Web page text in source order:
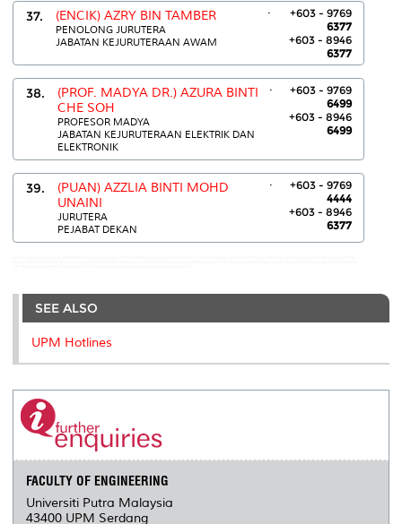
37. (ENCIK) AZRY BIN TAMBER
PENOLONG JURUTERA
JABATAN KEJURUTERAAN AWAM
.
+603 - 9769
6377
+603 - 8946
6377
38.
(PROF. MADYA DR.) AZURA BINTI
CHE SOH
PROFESOR MADYA
JABATAN KEJURUTERAAN ELEKTRIK DAN
ELEKTRONIK
.
+603 - 9769
6499
+603 - 8946
6499
39.
(PUAN) AZZLIA BINTI MOHD
UNAINI
JURUTERA
PEJABAT DEKAN
.
+603 - 9769
4444
+603 - 8946
6377
SEE ALSO
UPM Hotlines
FACULTY OF ENGINEERING
Universiti Putra Malaysia
43400 UPM Serdang